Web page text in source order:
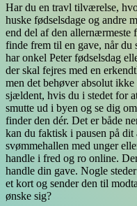
Har du en travl tilværelse,
huske fødselsdage og andre
end del af den allernærmeste
finde frem til en gave, når du
har onkel Peter fødselsdag
der skal fejres med en
men det behøver absolut
sjældent, hvis du i stedet for
smutte ud i byen og se dig
finder den dér. Det er både
kan du faktisk i pausen på
svømmehallen med unger
handle i fred og ro online.
handle din gave. Nogle
et kort og sender den til
ønske sig?